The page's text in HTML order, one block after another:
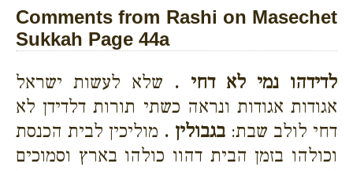
Comments from Rashi on Masechet
Sukkah Page 44a
לדידהו נמי לא דחי . שלא לעשות ישראל
אגודות אגודות ונראה כשתי תורות דלדידן לא
דחי לולב שבת:בגבולין . מוליכין לבית הכנסת
וכולהו בזמן הבית דהוו כולהו בארץ וסמוכים